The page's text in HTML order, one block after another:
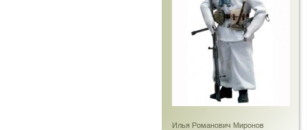
Илья Романович Миронов